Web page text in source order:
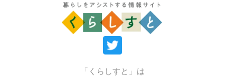
「くらしすと」は